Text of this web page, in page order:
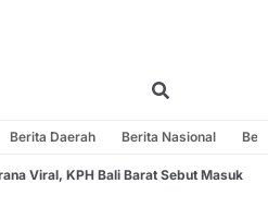
Berita Daerah Berita Nasional
Viral, KPH Bali Barat Sebut Masuk